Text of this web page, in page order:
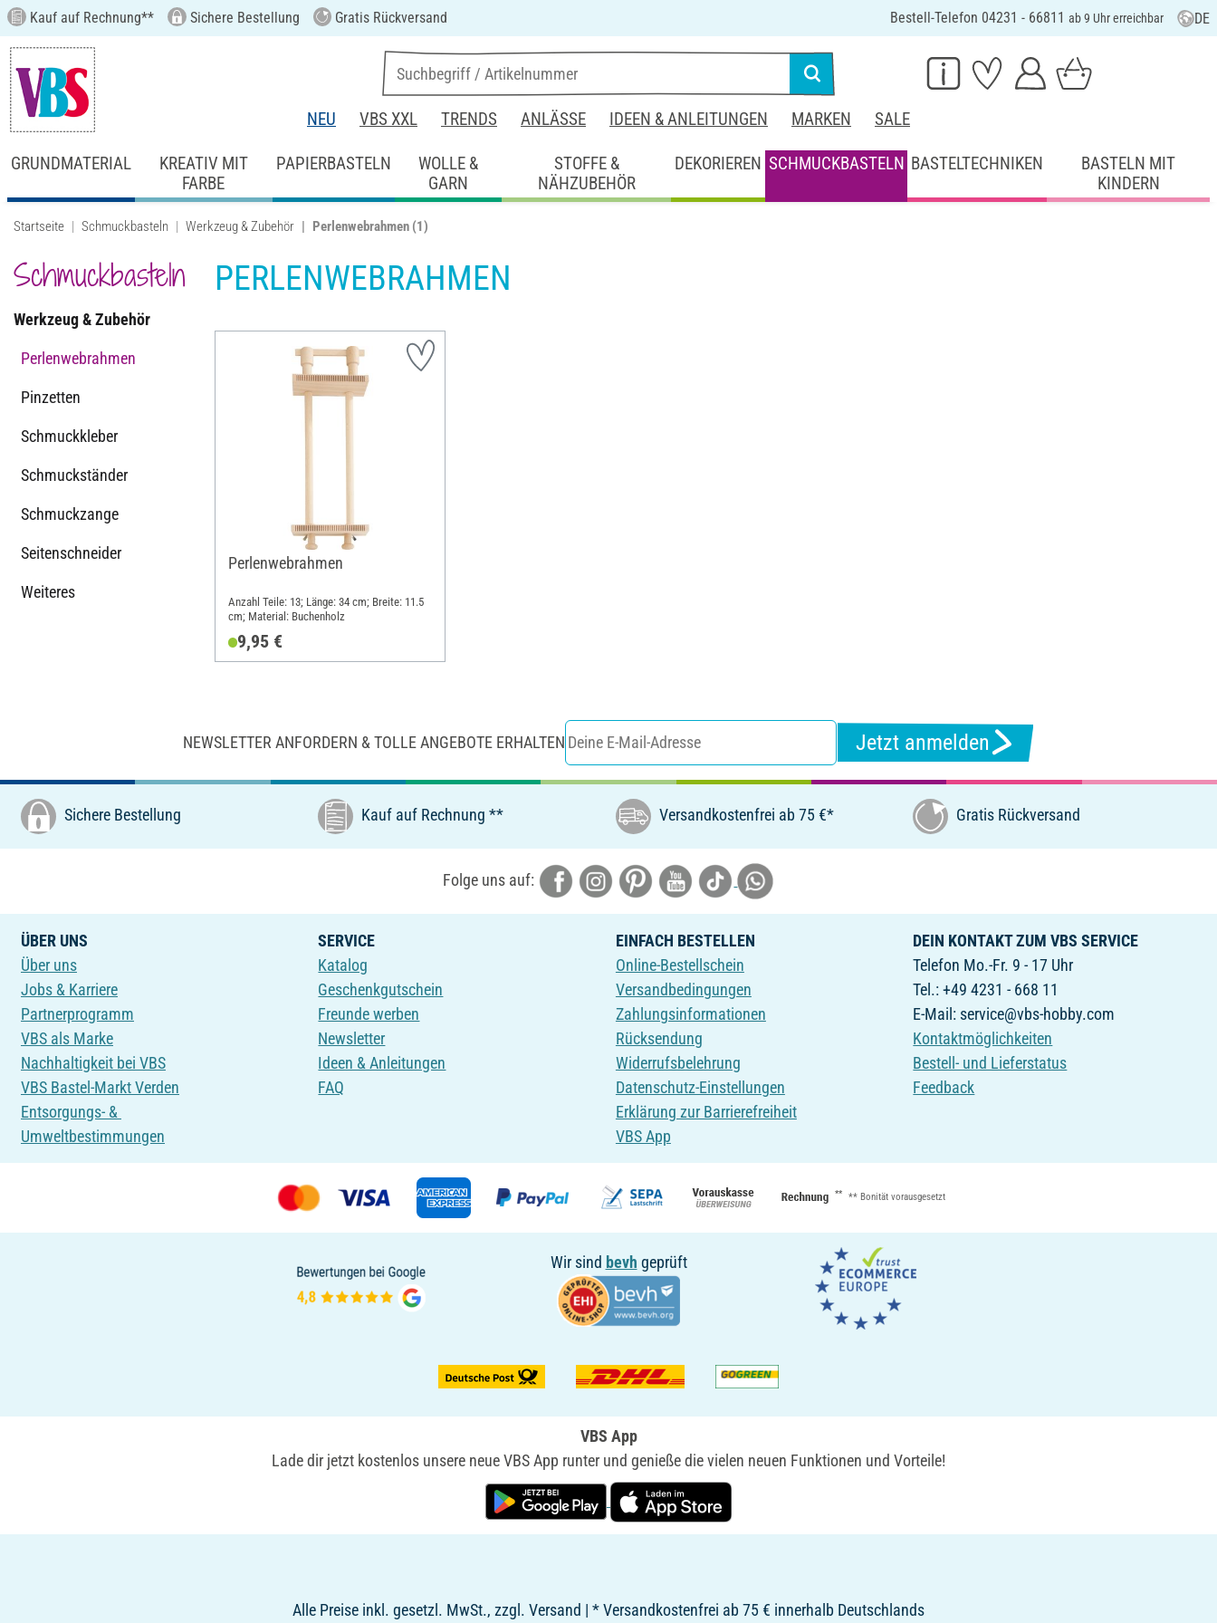
Kauf auf Rechnung** Sichere Bestellung Gratis Rückversand Bestell-Telefon 04231 - 66811 ab 9 Uhr erreichbar DE
NEU VBS XXL TRENDS ANLÄSSE IDEEN & ANLEITUNGEN MARKEN SALE
GRUNDMATERIAL
KREATIV MIT
FARBE
PAPIERBASTELN
WOLLE &
GARN
STOFFE &
NÄHZUBEHÖR
DEKORIEREN SCHMUCKBASTELN BASTELTECHNIKEN
BASTELN MIT
KINDERN
Startseite Schmuckbasteln Werkzeug & Zubehör Perlenwebrahmen (1)
Schmuckbasteln
Werkzeug & Zubehör
Perlenwebrahmen
Pinzetten
Schmuckkleber
Schmuckständer
Schmuckzange
Seitenschneider
Weiteres
PERLENWEBRAHMEN
Perlenwebrahmen
Anzahl Teile: 13; Länge: 34 cm; Breite: 11.5
cm; Material: Buchenholz
9,95 €
NEWSLETTER ANFORDERN & TOLLE ANGEBOTE ERHALTEN Jetzt anmelden
Sichere Bestellung Kauf auf Rechnung ** Versandkostenfrei ab 75 €* Gratis Rückversand
Folge uns auf:
ÜBER UNS
Über uns
Jobs & Karriere
Partnerprogramm
VBS als Marke
Nachhaltigkeit bei VBS
VBS Bastel-Markt Verden
Entsorgungs- &
Umweltbestimmungen
SERVICE
Katalog
Geschenkgutschein
Freunde werben
Newsletter
Ideen & Anleitungen
FAQ
EINFACH BESTELLEN
Online-Bestellschein
Versandbedingungen
Zahlungsinformationen
Rücksendung
Widerrufsbelehrung
Datenschutz-Einstellungen
Erklärung zur Barrierefreiheit
VBS App
DEIN KONTAKT ZUM VBS SERVICE
Telefon Mo.-Fr. 9 - 17 Uhr
Tel.: +49 4231 - 668 11
E-Mail: service@vbs-hobby.com
Kontaktmöglichkeiten
Bestell- und Lieferstatus
Feedback
** ** Bonität vorausgesetzt
Wir sind bevh geprüft
VBS App
Lade dir jetzt kostenlos unsere neue VBS App runter und genieße die vielen neuen Funktionen und Vorteile!
Alle Preise inkl. gesetzl. MwSt., zzgl. Versand | * Versandkostenfrei ab 75 € innerhalb Deutschlands